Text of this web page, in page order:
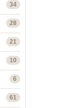
34
28
21
10
6
61